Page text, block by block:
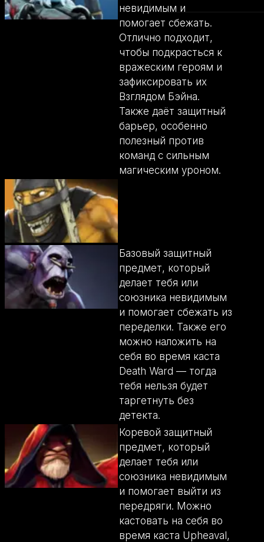
невидимым и
помогает сбежать.
Отлично подходит,
чтобы подкрасться к
вражеским героям и
зафиксировать их
Взглядом Бэйна.
Также даёт защитный
барьер, особенно
полезный против
команд с сильным
магическим уроном.
Базовый защитный
предмет, который
делает тебя или
союзника невидимым
и помогает сбежать из
переделки. Также его
можно наложить на
себя во время каста
Death Ward — тогда
тебя нельзя будет
таргетнуть без
детекта.
Коревой защитный
предмет, который
делает тебя или
союзника невидимым
и помогает выйти из
передряги. Можно
кастовать на себя во
время каста Upheaval,